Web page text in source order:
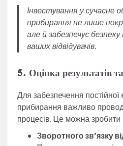
Інвестування у сучасне
прибирання не лише
але й забезпечує
ваших відвідувачів.
5. Оцінка результатів
Для забезпечення постійної
прибирання важливо
процесів. Це можна
Зворотного зв’язку